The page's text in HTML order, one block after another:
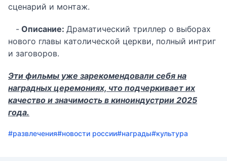
сценарий и монтаж.
- Описание: Драматический триллер о выборах
нового главы католической церкви, полный интриг
и заговоров.
Эти фильмы уже зарекомендовали себя на
наградных церемониях, что подчеркивает их
качество и значимость в киноиндустрии 2025
года.
#развлечения#новости россии#награды#культура